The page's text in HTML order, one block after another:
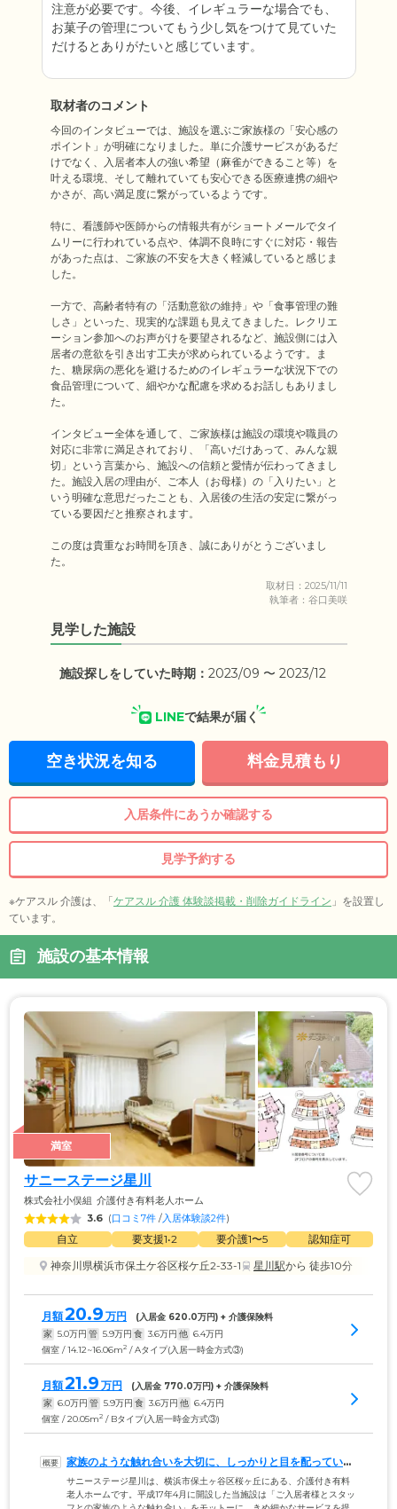
注意が必要です。今後、イレギュラーな場合でも、
お菓子の管理についてもう少し気をつけて見ていた
だけるとありがたいと感じています。
取材者のコメント
今回のインタビューでは、施設を選ぶご家族様の「安心感の
ポイント」が明確になりました。単に介護サービスがあるだ
けでなく、入居者本人の強い希望（麻雀ができること等）を
叶える環境、そして離れていても安心できる医療連携の細や
かさが、高い満足度に繋がっているようです。
特に、看護師や医師からの情報共有がショートメールでタイ
ムリーに行われている点や、体調不良時にすぐに対応・報告
があった点は、ご家族の不安を大きく軽減していると感じま
した。
一方で、高齢者特有の「活動意欲の維持」や「食事管理の難
しさ」といった、現実的な課題も見えてきました。レクリエ
ーション参加へのお声がけを要望されるなど、施設側には入
居者の意欲を引き出す工夫が求められているようです。ま
た、糖尿病の悪化を避けるためのイレギュラーな状況下での
食品管理について、細やかな配慮を求めるお話しもありまし
た。
インタビュー全体を通して、ご家族様は施設の環境や職員の
対応に非常に満足されており、「高いだけあって、みんな親
切」という言葉から、施設への信頼と愛情が伝わってきまし
た。施設入居の理由が、ご本人（お母様）の「入りたい」と
いう明確な意思だったことも、入居後の生活の安定に繋がっ
ている要因だと推察されます。
この度は貴重なお時間を頂き、誠にありがとうございまし
た。
取材日：2025/11/11
執筆者：谷口美咲
見学した施設
施設探しをしていた時期： 2023/09 〜 2023/12
LINEで結果が届く
空き状況を知る 料金見積もり
入居条件にあうか確認する
見学予約する
※ケアスル 介護は、「ケアスル 介護 体験談掲載・削除ガイドライン 」を設置し
ています。
施設の基本情報
満室
サニーステージ星川
株式会社小俣組 介護付き有料老人ホーム
3.6 (口コミ7件 /入居体験談2件)
自立 要支援1•2 要介護1〜5
認知症可
神奈川県横浜市保土ケ谷区桜ケ丘2-33-1
星川駅から 徒歩10分
月額20.9 万円 (入居金 620.0万円) + 介護保険料
家 5.0万円 管 5.9万円 食 3.6万円 他 6.4万円
個室 / 14.12~16.06m2 / Aタイプ(入居一時金方式③)
月額21.9 万円 (入居金 770.0万円) + 介護保険料
家 6.0万円 管 5.9万円 食 3.6万円 他 6.4万円
個室 / 20.05m2 / Bタイプ(入居一時金方式③)
家族のような触れ合いを大切に、しっかりと目を配っていま
す
サニーステージ星川は、横浜市保土ヶ谷区桜ヶ丘にある、介護付き有料
老人ホームです。平成17年4月に開設した当施設は「ご入居者様とスタッ